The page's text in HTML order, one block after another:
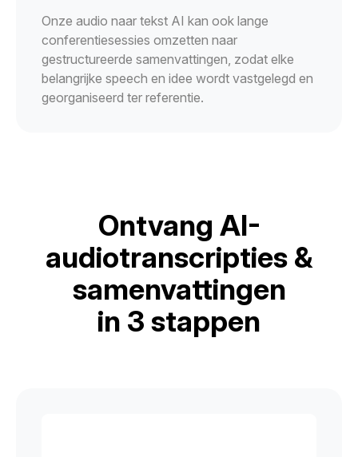
Onze audio naar tekst AI kan ook lange
conferentiesessies omzetten naar
gestructureerde samenvattingen, zodat elke
belangrijke speech en idee wordt vastgelegd en
georganiseerd ter referentie.
Ontvang AI-
audiotranscripties &
samenvattingen
in 3 stappen